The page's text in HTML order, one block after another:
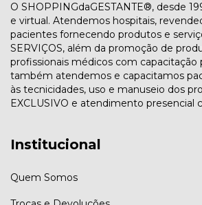
O SHOPPINGdaGESTANTE®, desde
e virtual. Atendemos hospitais,
pacientes fornecendo produtos e
SERVIÇOS, além da promoção de
profissionais médicos com capacitação
também atendemos e capacitamos
às tecnicidades, uso e manuseio dos
EXCLUSIVO e atendimento presencial
Institucional
Quem Somos